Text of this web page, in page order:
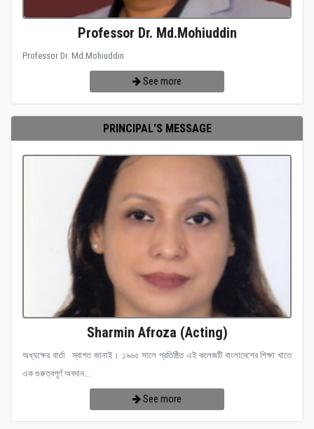
Professor Dr. Md.Mohiuddin
Professor Dr. Md.Mohiuddin
See more
PRINCIPAL'S MESSAGE
Sharmin Afroza (Acting)
অধ্যক্ষের বার্তা স্বাগত জানাই। ১৯৬৫ সালে প্রতিষ্ঠিত এই কলেজটি বাংলাদেশের শিক্ষা খাতে
এক গুরুত্বপূর্ণ অবদান...
See more